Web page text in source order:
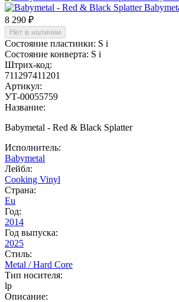
8 290 ₽
Нет в наличии
Состояние пластинки: S i
Состояние конверта: S i
Штрих-код:
711297411201
Артикул:
УТ-00055759
Название:
Babymetal - Red & Black Splatter
Исполнитель:
Babymetal
Лейбл:
Cooking Vinyl
Страна:
Eu
Год:
2014
Год выпуска:
2025
Стиль:
Metal / Hard Core
Тип носителя:
lp
Описание: